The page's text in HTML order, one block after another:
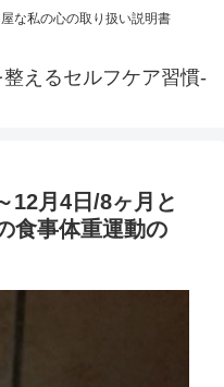
な私の心の取り扱い説明書
えるセルフケア習慣-
12月4日/8ヶ月と
食事体重運動の